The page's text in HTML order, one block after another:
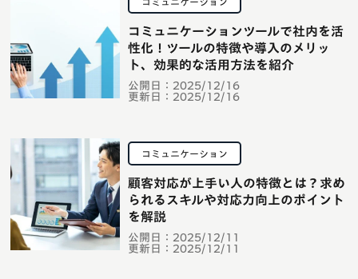
公開日： 2025/12/16
更新日： 2025/12/16
コミュニケーションツールで社内を活
性化！ツールの特徴や導入のメリッ
ト、効果的な活用方法を紹介
コミュニケーション
公開日： 2025/12/11
更新日： 2025/12/11
顧客対応が上手い人の特徴とは？求め
られるスキルや対応力向上のポイント
を解説